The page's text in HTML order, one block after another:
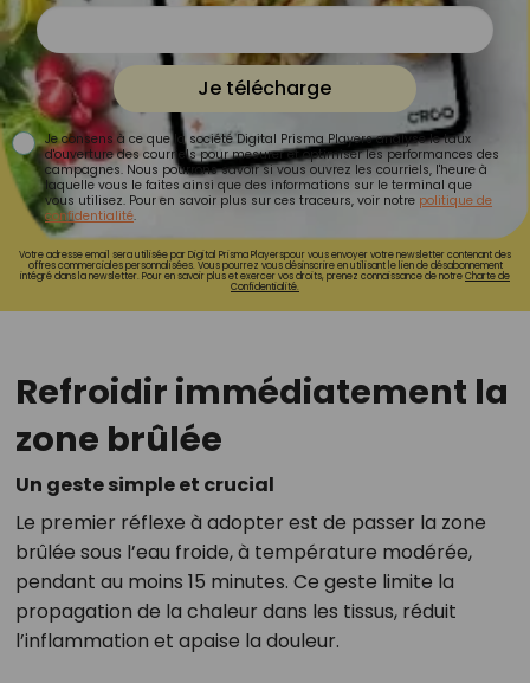
Je télécharge
Je consens à ce que la société Digital Prisma Players analyse le taux
d'ouverture des courriels pour mesurer et optimiser les performances des
campagnes. Nous pourrons savoir si vous ouvrez les courriels, l'heure à
laquelle vous le faites ainsi que des informations sur le terminal que
vous utilisez. Pour en savoir plus sur ces traceurs, voir notre politique de
confidentialité.
Votre adresse email sera utilisée par Digital Prisma Playerspour vous envoyer votre newsletter contenant des
offres commerciales personnalisées. Vous pourrez vous désinscrire en utilisant le lien de désabonnement
intégré dans la newsletter. Pour en savoir plus et exercer vos droits, prenez connaissance de notreCharte de
Confidentialité.
Refroidir immédiatement la
zone brûlée
Un geste simple et crucial
Le premier réflexe à adopter est de passer la zone
brûlée sous l’eau froide, à température modérée,
pendant au moins 15 minutes. Ce geste limite la
propagation de la chaleur dans les tissus, réduit
l’inflammation et apaise la douleur.